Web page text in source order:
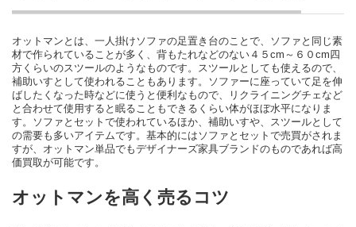
オットマンとは、一人掛けソファの足置き台のことで、ソファと同じ素
材で作られていることが多く、背もたれなどのない４５cm～６０cm四
方くらいのスツールのようなものです。スツールとしても使えるので、
補助いすとして使われることもあります。ソファーに座っていて足を伸
ばしたくなった時などに使うと便利なもので、リクライニングチェなど
と合わせて使用すると眠ることもできるくらい体がほぼ水平になりま
す。ソファとセットで使われているほか、補助いすや、スツールとして
の需要も多いアイテムです。基本的にはソファとセットで売買がされま
すが、オットマン単品でもデザイナーズ家具ブランドのものであれば高
価買取が可能です。
オットマンを高く売るコツ